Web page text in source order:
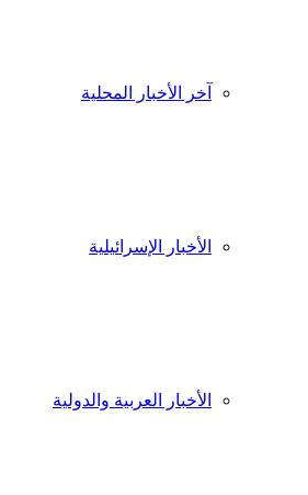
آخر الأخبار المحلية
الأخبار الإسرائيلية
الأخبار العربية والدولية